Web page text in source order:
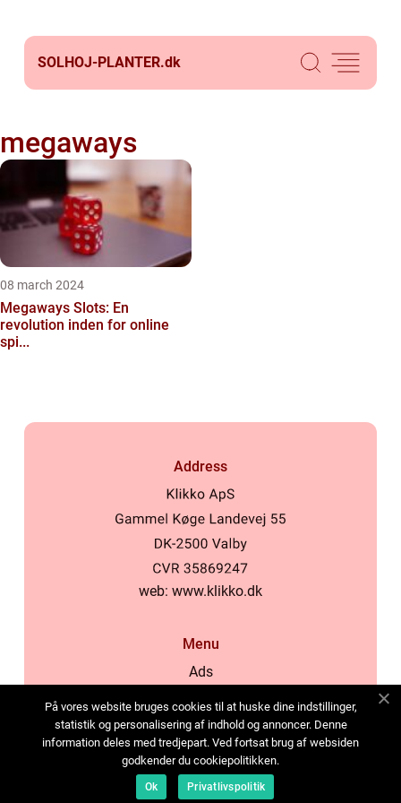
SOLHOJ-PLANTER.dk
megaways
08 march 2024
Megaways Slots: En
revolution inden for online
spi...
Address
web: www.klikko.dk
Menu
Ads
Cookies
Contact
Sitemap
På vores website bruges cookies til at huske dine indstillinger,
statistik og personalisering af indhold og annoncer. Denne
information deles med tredjepart. Ved fortsat brug af websiden
godkender du cookiepolitikken.
Ok Privatlivspolitik